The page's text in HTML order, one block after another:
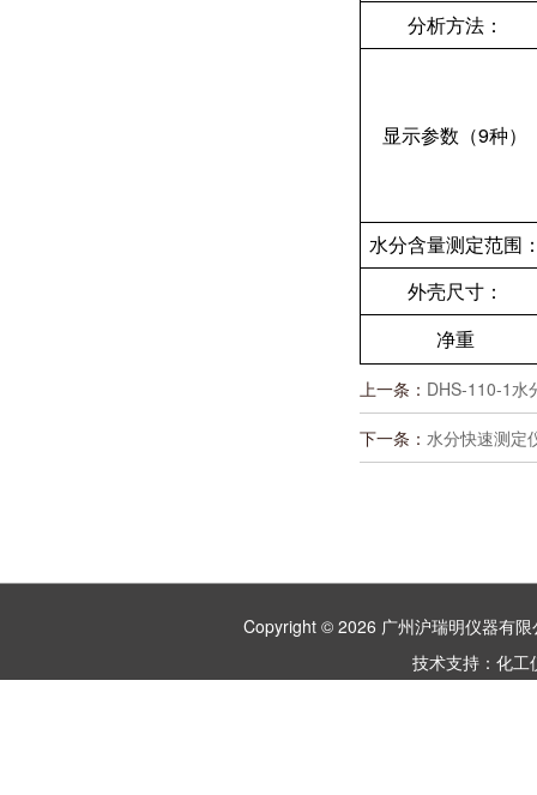
分析方法：
显示参数（9种）
水分含量测定范围
外壳尺寸：
净重
上一条： DHS-110-1水
下一条： 水分快速测定
Copyright © 2026 广州沪瑞明仪器有
技术支持： 化工